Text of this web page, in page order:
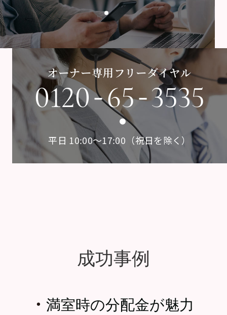
オーナー専用フリーダイヤル
0120-65-3535
平日 10:00〜17:00（祝日を除く）
成功事例
・ 満室時の分配金が魅力